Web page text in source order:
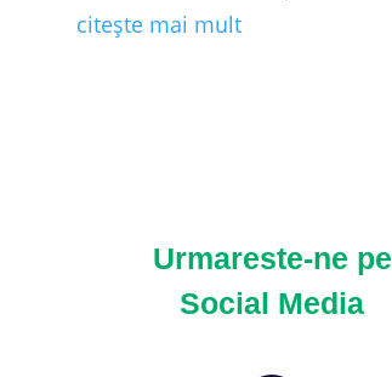
citește mai mult
Urmareste-ne pe
Social Media